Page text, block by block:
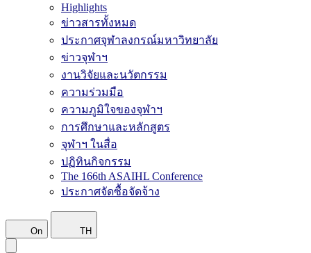
Highlights
ข่าวสารทั้งหมด
ประกาศจุฬาลงกรณ์มหาวิทยาลัย
ข่าวจุฬาฯ
งานวิจัยและนวัตกรรม
ความร่วมมือ
ความภูมิใจของจุฬาฯ
การศึกษาและหลักสูตร
จุฬาฯ ในสื่อ
ปฏิทินกิจกรรม
The 166th ASAIHL Conference
ประกาศจัดซื้อจัดจ้าง
On TH